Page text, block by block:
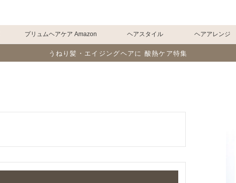
プリュムヘアケア Amazon ヘアスタイル ヘアアレンジ
うねり髪・エイジングヘアに 酸熱ケア特集